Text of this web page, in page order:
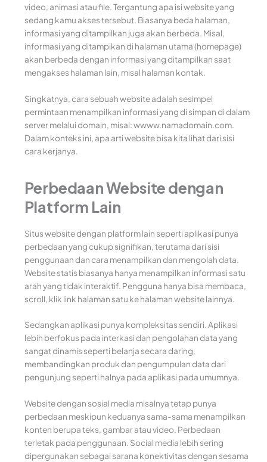
video, animasi atau file. Tergantung apa isi website yang
sedang kamu akses tersebut. Biasanya beda halaman,
informasi yang ditampilkan juga akan berbeda. Misal,
informasi yang ditampikan di halaman utama (homepage)
akan berbeda dengan informasi yang ditampilkan saat
mengakses halaman lain, misal halaman kontak.
Singkatnya, cara sebuah website adalah sesimpel
permintaan menampilkan informasi yang di simpan di dalam
server melalui domain, misal: wwww.namadomain.com.
Dalam konteks ini, apa arti website bisa kita lihat dari sisi
cara kerjanya.
Perbedaan Website dengan
Platform Lain
Situs website dengan platform lain seperti aplikasi punya
perbedaan yang cukup signifikan, terutama dari sisi
penggunaan dan cara menampilkan dan mengolah data.
Website statis biasanya hanya menampilkan informasi satu
arah yang tidak interaktif. Pengguna hanya bisa membaca,
scroll, klik link halaman satu ke halaman website lainnya.
Sedangkan aplikasi punya kompleksitas sendiri. Aplikasi
lebih berfokus pada interkasi dan pengolahan data yang
sangat dinamis seperti belanja secara daring,
membandingkan produk dan pengumpulan data dari
pengunjung seperti halnya pada aplikasi pada umumnya.
Website dengan sosial media misalnya tetap punya
perbedaan meskipun keduanya sama-sama menampilkan
konten berupa teks, gambar atau video. Perbedaan
terletak pada penggunaan. Social media lebih sering
dipergunakan sebagai sarana konektivitas dengan sesama